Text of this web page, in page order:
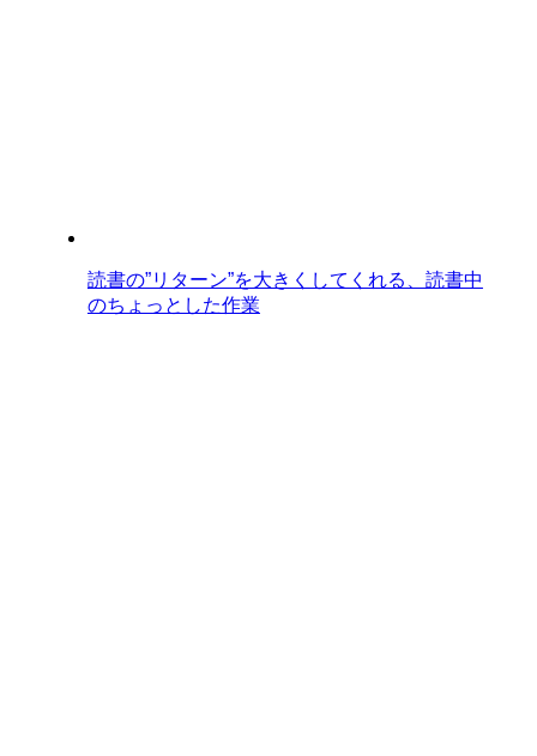
読書の”リターン”を大きくしてくれる、読書中
のちょっとした作業